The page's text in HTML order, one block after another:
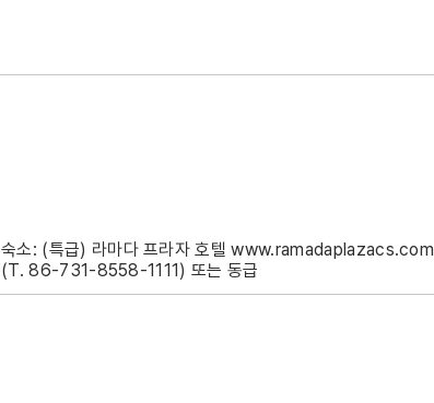
숙소: (특급) 라마다 프라자 호텔www.ramadaplazacs.com
(T. 86-731-8558-1111) 또는 동급